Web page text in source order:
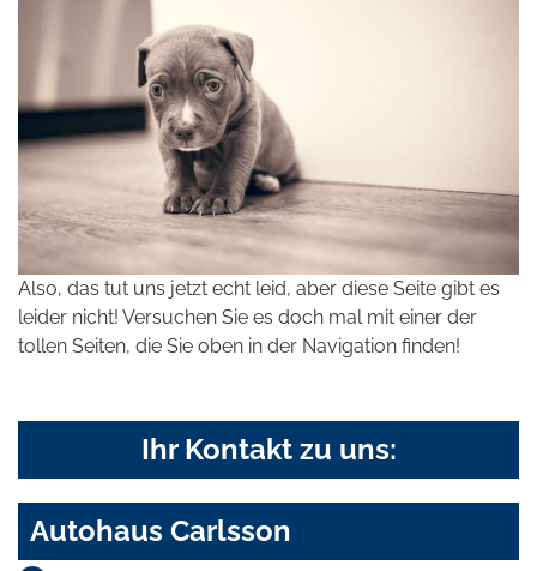
Also, das tut uns jetzt echt leid, aber diese Seite gibt es
leider nicht! Versuchen Sie es doch mal mit einer der
tollen Seiten, die Sie oben in der Navigation finden!
Ihr Kontakt zu uns:
Autohaus Carlsson